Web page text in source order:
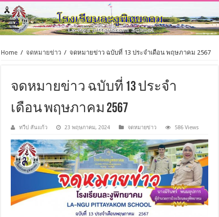
Home / จดหมายข่าว / จดหมายข่าว ฉบับที่ 13 ประจำเดือน พฤษภาคม 2567
จดหมายข่าว ฉบับที่ 13 ประจำ
เดือน พฤษภาคม 2567
ทวีป สันแก้ว 23 พฤษภาคม, 2024 จดหมายข่าว 586 Views